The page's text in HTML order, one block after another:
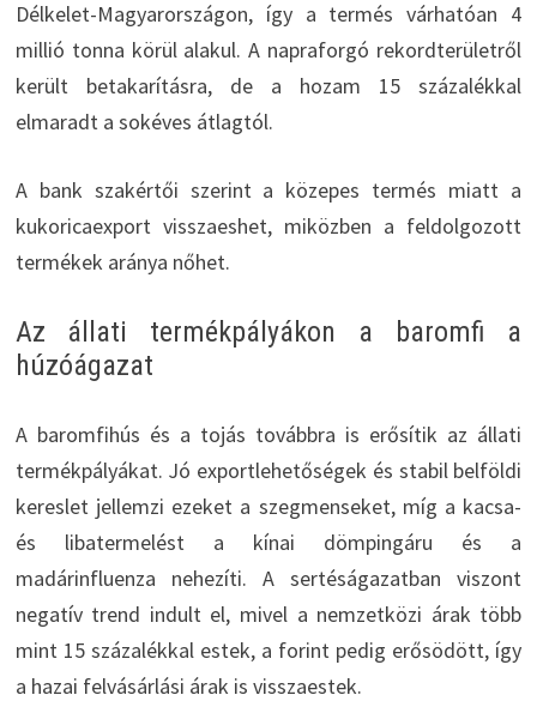
Délkelet-Magyarországon, így a termés várhatóan 4
millió tonna körül alakul. A napraforgó rekordterületről
került betakarításra, de a hozam 15 százalékkal
elmaradt a sokéves átlagtól.
A bank szakértői szerint a közepes termés miatt a
kukoricaexport visszaeshet, miközben a feldolgozott
termékek aránya nőhet.
Az állati termékpályákon a baromfi a
húzóágazat
A baromfihús és a tojás továbbra is erősítik az állati
termékpályákat. Jó exportlehetőségek és stabil belföldi
kereslet jellemzi ezeket a szegmenseket, míg a kacsa-
és libatermelést a kínai dömpingáru és a
madárinfluenza nehezíti. A sertéságazatban viszont
negatív trend indult el, mivel a nemzetközi árak több
mint 15 százalékkal estek, a forint pedig erősödött, így
a hazai felvásárlási árak is visszaestek.